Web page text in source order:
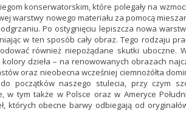
konserwatorskim, które polegały na
warstwy nowego materiału za pomocą
Po ostygnięciu lepiszcza nowa
w ten sposób cały obraz. Tego rodzaju
również niepożądane skutki uboczne.
dzieła – na renowowanych obrazach
oraz nieobecna wcześniej ciemnożółta
początków naszego stulecia, przy czym
w tym także w Polsce oraz w Ameryce
których obecne barwy odbiegają od